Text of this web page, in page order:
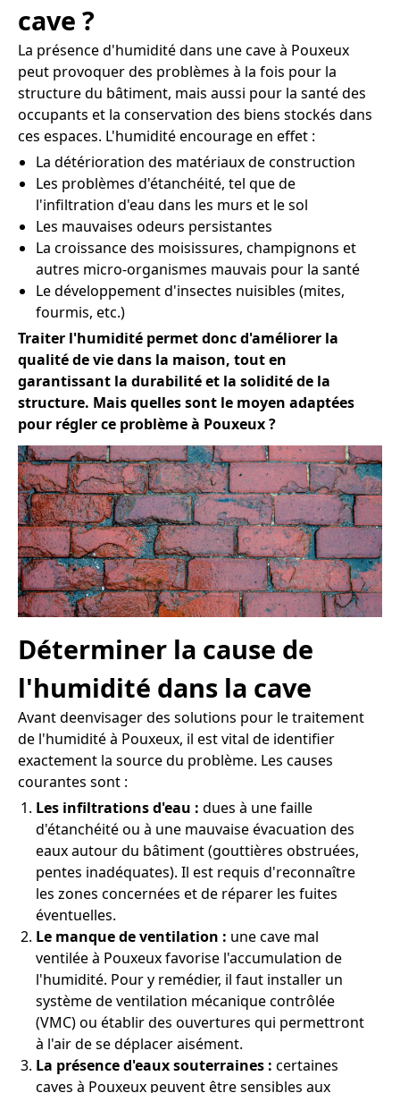
cave ?
La présence d'humidité dans une cave à Pouxeux
peut provoquer des problèmes à la fois pour la
structure du bâtiment, mais aussi pour la santé des
occupants et la conservation des biens stockés dans
ces espaces. L'humidité encourage en effet :
La détérioration des matériaux de construction
Les problèmes d'étanchéité, tel que de
l'infiltration d'eau dans les murs et le sol
Les mauvaises odeurs persistantes
La croissance des moisissures, champignons et
autres micro-organismes mauvais pour la santé
Le développement d'insectes nuisibles (mites,
fourmis, etc.)
Traiter l'humidité permet donc d'améliorer la
qualité de vie dans la maison, tout en
garantissant la durabilité et la solidité de la
structure. Mais quelles sont le moyen adaptées
pour régler ce problème à Pouxeux ?
Déterminer la cause de
l'humidité dans la cave
Avant deenvisager des solutions pour le traitement
de l'humidité à Pouxeux, il est vital de identifier
exactement la source du problème. Les causes
courantes sont :
Les infiltrations d'eau : dues à une faille
d'étanchéité ou à une mauvaise évacuation des
eaux autour du bâtiment (gouttières obstruées,
pentes inadéquates). Il est requis d'reconnaître
les zones concernées et de réparer les fuites
éventuelles.
Le manque de ventilation : une cave mal
ventilée à Pouxeux favorise l'accumulation de
l'humidité. Pour y remédier, il faut installer un
système de ventilation mécanique contrôlée
(VMC) ou établir des ouvertures qui permettront
à l'air de se déplacer aisément.
La présence d'eaux souterraines : certaines
caves à Pouxeux peuvent être sensibles aux